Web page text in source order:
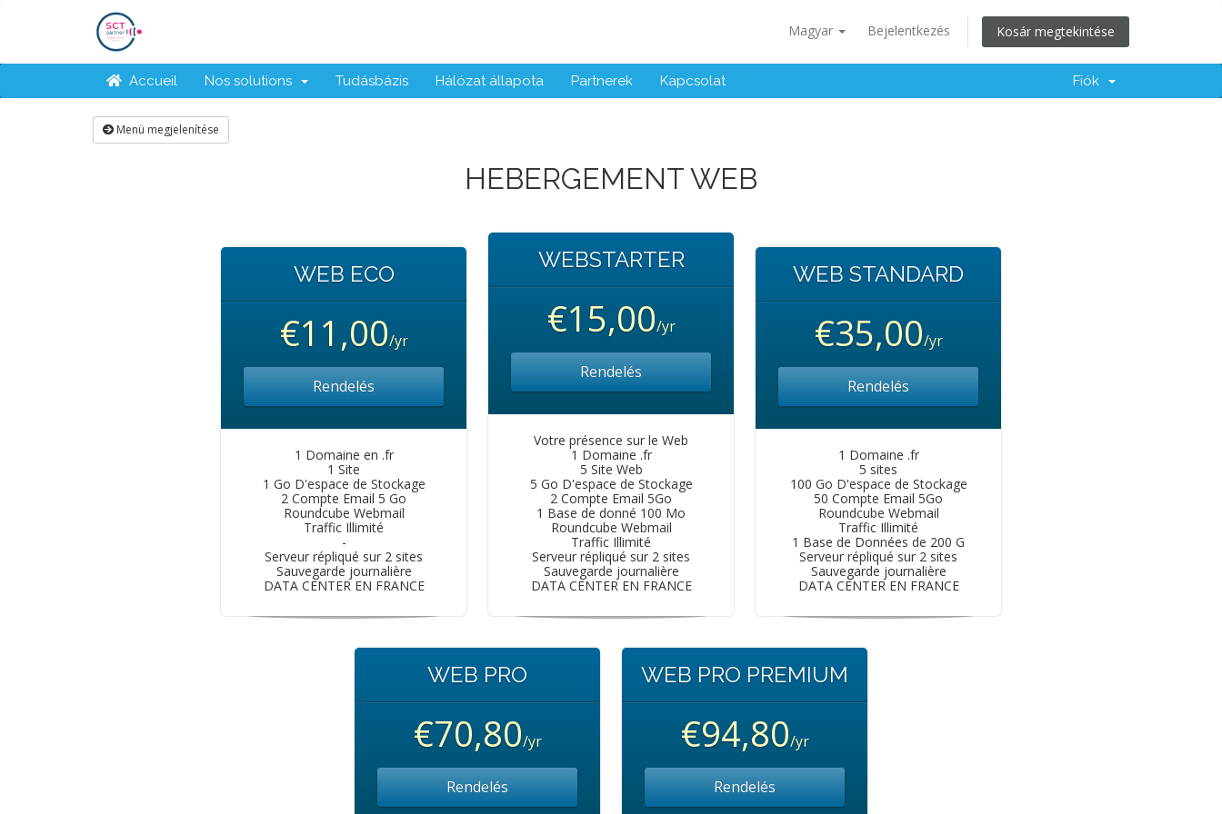
Magyar Bejelentkezés Kosár megtekintése
Accueil Nos solutions Tudásbázis Hálózat állapota Partnerek Kapcsolat Fiók
Menü megjelenítése
HEBERGEMENT WEB
WEB ECO
€11,00/yr
Rendelés
1 Domaine en .fr
1 Site
1 Go D'espace de Stockage
2 Compte Email 5 Go
Roundcube Webmail
Traffic Illimité
-
Serveur répliqué sur 2 sites
Sauvegarde journalière
DATA CENTER EN FRANCE
WEBSTARTER
€15,00/yr
Rendelés
Votre présence sur le Web
1 Domaine .fr
5 Site Web
5 Go D'espace de Stockage
2 Compte Email 5Go
1 Base de donné 100 Mo
Roundcube Webmail
Traffic Illimité
Serveur répliqué sur 2 sites
Sauvegarde journalière
DATA CENTER EN FRANCE
WEB STANDARD
€35,00/yr
Rendelés
1 Domaine .fr
5 sites
100 Go D'espace de Stockage
50 Compte Email 5Go
Roundcube Webmail
Traffic Illimité
1 Base de Données de 200 G
Serveur répliqué sur 2 sites
Sauvegarde journalière
DATA CENTER EN FRANCE
WEB PRO
€70,80/yr
Rendelés
WEB PRO PREMIUM
€94,80/yr
Rendelés